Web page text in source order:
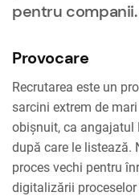
pentru companii.
Provocare
Recrutarea este un
sarcini extrem de
obișnuit, ca angajatul
după care le listează.
proces vechi pentru
digitalizării